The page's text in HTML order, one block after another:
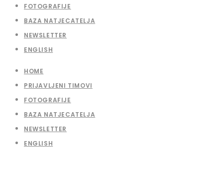
FOTOGRAFIJE
BAZA NATJECATELJA
NEWSLETTER
ENGLISH
HOME
PRIJAVLJENI TIMOVI
FOTOGRAFIJE
BAZA NATJECATELJA
NEWSLETTER
ENGLISH